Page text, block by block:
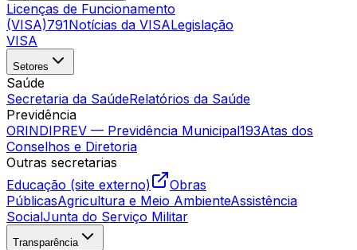
Licenças de Funcionamento
(VISA)791Notícias da VISALegislação
VISA
Setores
Saúde
Secretaria da SaúdeRelatórios da Saúde
Previdência
ORINDIPREV — Previdência Municipal193Atas dos
Conselhos e Diretoria
Outras secretarias
Educação (site externo)
Obras
PúblicasAgricultura e Meio AmbienteAssistência
SocialJunta do Serviço Militar
Transparência